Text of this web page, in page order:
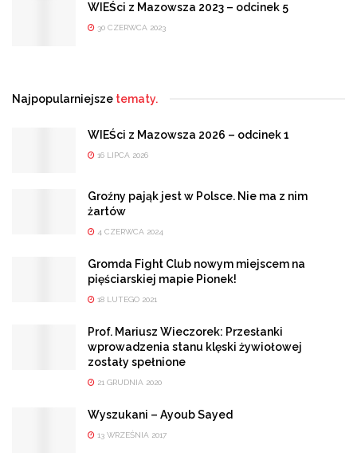
WIEŚci z Mazowsza 2023 – odcinek 5
30 CZERWCA 2023
Najpopularniejsze tematy.
WIEŚci z Mazowsza 2026 – odcinek 1
16 LIPCA 2026
Groźny pająk jest w Polsce. Nie ma z nim
żartów
4 CZERWCA 2024
Gromda Fight Club nowym miejscem na
pięściarskiej mapie Pionek!
18 LUTEGO 2021
Prof. Mariusz Wieczorek: Przesłanki
wprowadzenia stanu klęski żywiołowej
zostały spełnione
21 GRUDNIA 2020
Wyszukani – Ayoub Sayed
13 WRZEŚNIA 2017